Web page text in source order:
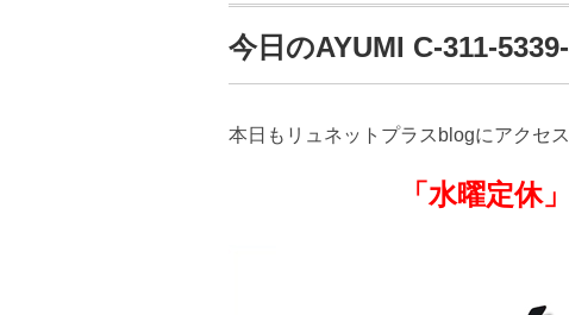
今日のAYUMI C-311-
本日もリュネットプラスblogにアクセ
「水曜定休」